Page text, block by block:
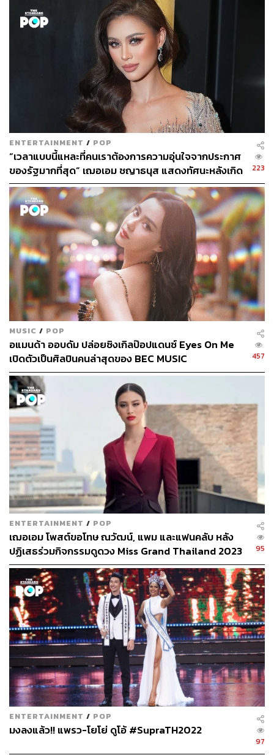
ENTERTAINMENT / POP
“เวลาแบบนี้แหละที่คนเราต้องการความอุ่นใจจากประกาศ
ของรัฐมากที่สุด” เฌอเอม ชญาธนุส แสดงทัศนะหลังเกิด
เหตุการณ์แผ่นดินไหวในประเทศไทย
223
MUSIC / POP
อแมนด้า ออบดัม ปล่อยซิงเกิลป๊อปแดนซ์ Eyes On Me
เปิดตัวเป็นศิลปินคนล่าสุดของ BEC MUSIC
457
ENTERTAINMENT / POP
เฌอเอม โพสต์ขอโทษ ณวัฒน์, แพม และแฟนคลับ หลัง
ปฏิเสธร่วมกิจกรรมดูดวง Miss Grand Thailand 2023
95
ENTERTAINMENT / POP
มงลงแล้ว!! แพรว-โยโย่ ดูโอ้ #SupraTH2022
97